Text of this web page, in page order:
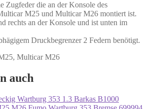
Zugfeder die an der Konsole des
M25 und Multicar M26 montiert ist.
rechts an der Konsole und ist unten im
Druckbegrenzer 2 Federn benötigt.
Multicar M26
auch